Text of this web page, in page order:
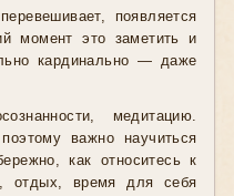
появляется
момент это заметить и
кардинально — даже
медитацию.
важно научиться
как относитесь к
отдых, время для себя